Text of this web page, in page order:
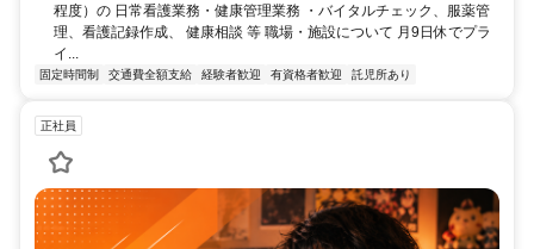
程度）の 日常看護業務・健康管理業務 ・バイタルチェック、服薬管
理、看護記録作成、 健康相談 等 職場・施設について 月9日休でプラ
イ...
固定時間制 交通費全額支給 経験者歓迎 有資格者歓迎 託児所あり
正社員